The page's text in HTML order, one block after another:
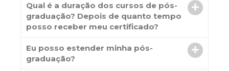
Qual é a duração dos cursos de pós-
graduação? Depois de quanto tempo
posso receber meu certificado?
Eu posso estender minha pós-
graduação?